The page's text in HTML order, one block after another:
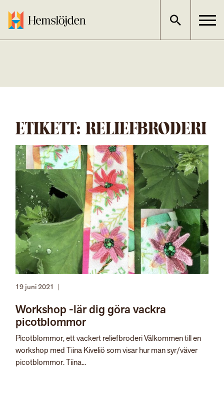
innehållet
ETIKETT: RELIEFBRODERI
19 juni 2021
Workshop -lär dig göra vackra
picotblommor
Picotblommor, ett vackert reliefbroderi Välkommen till en
workshop med Tiina Kiveliö som visar hur man syr/väver
picotblommor. Tiina...